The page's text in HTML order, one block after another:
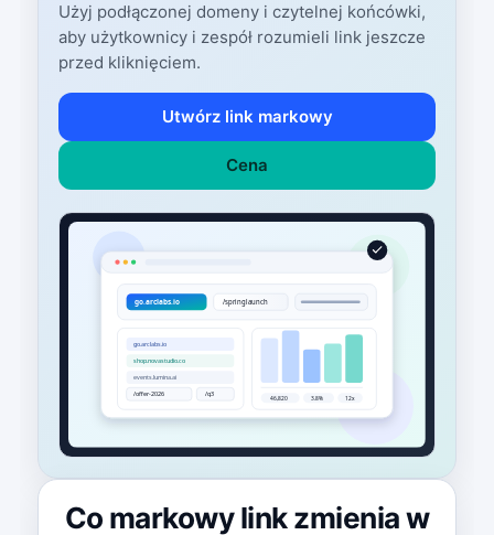
Użyj podłączonej domeny i czytelnej końcówki,
aby użytkownicy i zespół rozumieli link jeszcze
przed kliknięciem.
Utwórz link markowy
Cena
Co markowy link zmienia w